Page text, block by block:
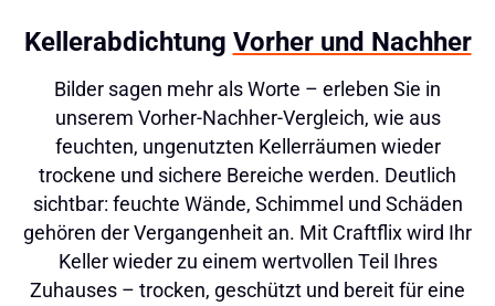
Kellerabdichtung Vorher und Nachher
Bilder sagen mehr als Worte – erleben Sie in
unserem Vorher-Nachher-Vergleich, wie aus
feuchten, ungenutzten Kellerräumen wieder
trockene und sichere Bereiche werden. Deutlich
sichtbar: feuchte Wände, Schimmel und Schäden
gehören der Vergangenheit an. Mit Craftflix wird Ihr
Keller wieder zu einem wertvollen Teil Ihres
Zuhauses – trocken, geschützt und bereit für eine